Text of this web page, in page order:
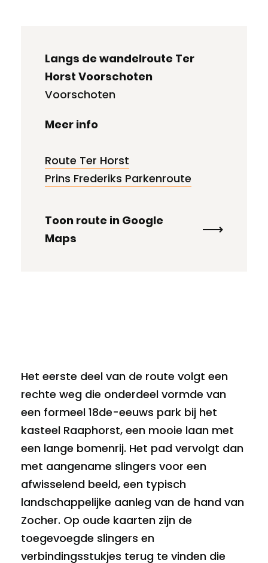
Langs de wandelroute Ter
Horst Voorschoten
Voorschoten
Meer info
Route Ter Horst
Prins Frederiks Parkenroute
Toon route in Google
Maps
Het eerste deel van de route volgt een
rechte weg die onderdeel vormde van
een formeel 18de-eeuws park bij het
kasteel Raaphorst, een mooie laan met
een lange bomenrij. Het pad vervolgt dan
met aangename slingers voor een
afwisselend beeld, een typisch
landschappelijke aanleg van de hand van
Zocher. Op oude kaarten zijn de
toegevoegde slingers en
verbindingsstukjes terug te vinden die